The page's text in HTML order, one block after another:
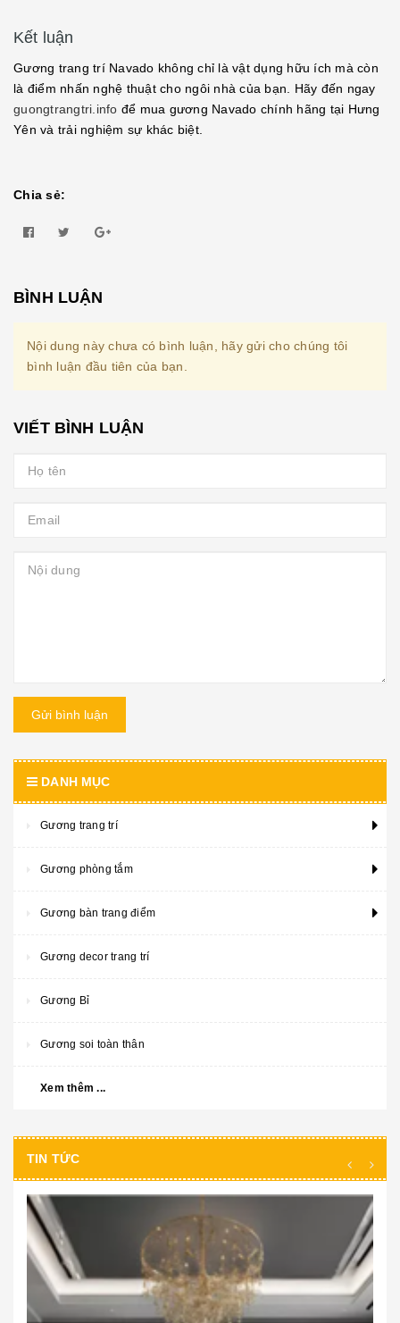
Kết luận
Gương trang trí Navado không chỉ là vật dụng hữu ích mà còn
là điểm nhấn nghệ thuật cho ngôi nhà của bạn. Hãy đến ngay
guongtrangtri.info để mua gương Navado chính hãng tại Hưng
Yên và trải nghiệm sự khác biệt.
Chia sẻ:
BÌNH LUẬN
Nội dung này chưa có bình luận, hãy gửi cho chúng tôi
bình luận đầu tiên của bạn.
VIẾT BÌNH LUẬN
Gửi bình luận
DANH MỤC
Gương trang trí
Gương phòng tắm
Gương bàn trang điểm
Gương decor trang trí
Gương Bỉ
Gương soi toàn thân
Xem thêm ...
TIN TỨC